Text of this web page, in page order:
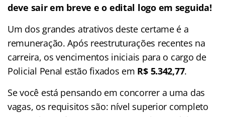
deve sair em breve e o edital logo em seguida!
Um dos grandes atrativos deste certame é a
remuneração. Após reestruturações recentes na
carreira, os vencimentos iniciais para o cargo de
Policial Penal estão fixados em R$ 5.342,77.
Se você está pensando em concorrer a uma das
vagas, os requisitos são: nível superior completo